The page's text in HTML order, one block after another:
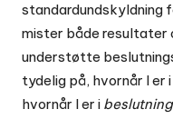
standardundskyldning
mister både resultater
understøtte
tydelig på, hvornår I er i
hvornår I er i